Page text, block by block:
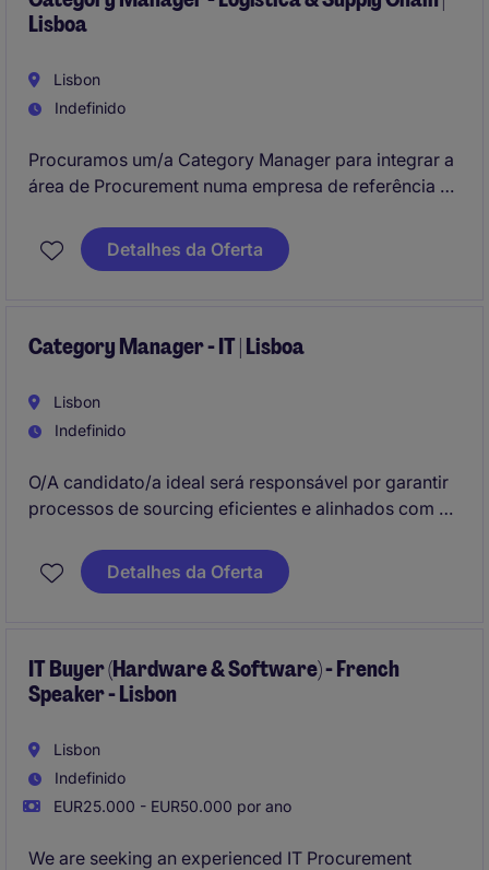
Lisboa
Lisbon
Indefinido
Procuramos um/a Category Manager para integrar a
área de Procurement numa empresa de referência no
negociar contratos com fornecedores para as
categorias de Logística & Supply Chain.
Detalhes da Oferta
Category Manager - IT | Lisboa
Lisbon
Indefinido
O/A candidato/a ideal será responsável por garantir
processos de sourcing eficientes e alinhados com os
Detalhes da Oferta
IT Buyer (Hardware & Software) - French
Speaker - Lisbon
Lisbon
Indefinido
EUR25.000 - EUR50.000 por ano
We are seeking an experienced IT Procurement